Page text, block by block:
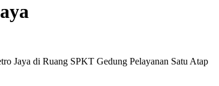
Jaya di Ruang SPKT Gedung Pelayanan Satu Atap